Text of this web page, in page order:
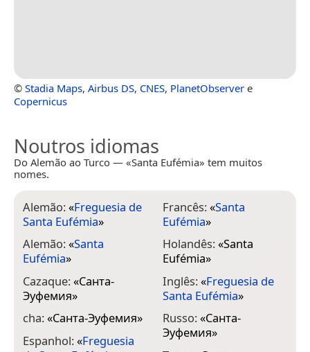
© Stadia Maps, Airbus DS, CNES, PlanetObserver e
Copernicus
Noutros idiomas
Do Alemão ao Turco — «Santa Eufémia» tem muitos
nomes.
Alemão:«Freguesia de
Santa Eufémia»
Alemão:«Santa
Eufémia»
Cazaque:«Санта-
Эуфемия»
cha:«Санта-Эуфемия»
Espanhol:«Freguesia
Francês:«Santa
Eufémia»
Holandês:«Santa
Eufémia»
Inglês:«Freguesia de
Santa Eufémia»
Russo:«Санта-
Эуфемия»